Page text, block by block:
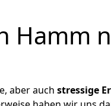
Hamm
aber auch stressige